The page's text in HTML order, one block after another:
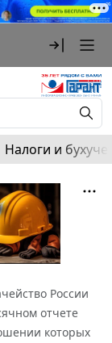
Налоги и
России
отчете
которых